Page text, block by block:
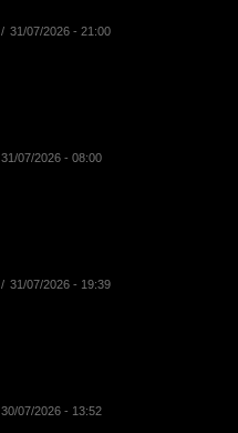
31/07/2026 - 21:00
31/07/2026 - 08:00
31/07/2026 - 19:39
30/07/2026 - 13:52